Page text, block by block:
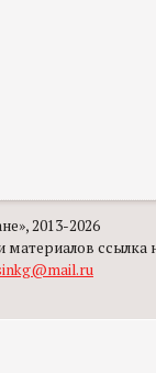
2013-2026
ссылка